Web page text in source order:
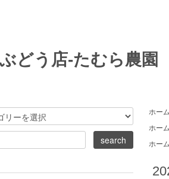
どう店-たむら農園
ホーム
ホーム
ホーム